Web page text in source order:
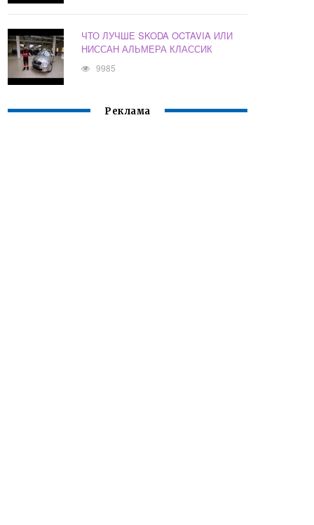
ЧТО ЛУЧШЕ SKODA OCTAVIA ИЛИ
НИССАН АЛЬМЕРА КЛАССИК
9985
Реклама